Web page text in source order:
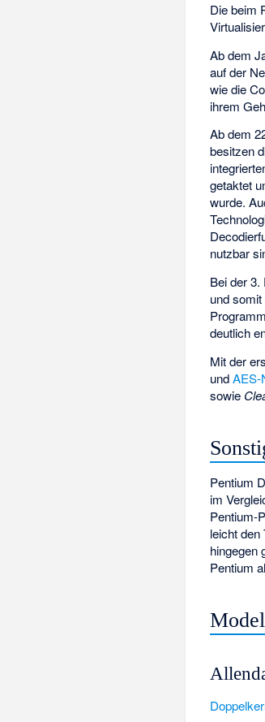
Die beim
Ab dem
auf der
wie die
ihrem
Ab dem
besitzen
getaktet
wurde.
nutzbar
Bei der
und
deutlich
Mit der
undAES-
sowie
Pentium
im
Pentium-
leicht
hingegen
Pentium